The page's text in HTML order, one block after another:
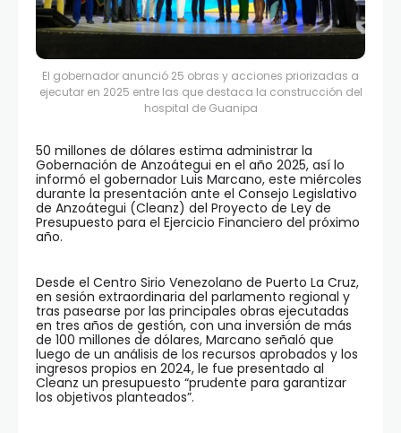
El gobernador anunció 25 obras y acciones priorizadas a
ejecutar en 2025 entre las que destaca la construcción del
hospital de Guanipa
50 millones de dólares estima administrar la
Gobernación de Anzoátegui en el año 2025, así lo
informó el gobernador Luis Marcano, este miércoles
durante la presentación ante el Consejo Legislativo
de Anzoátegui (Cleanz) del Proyecto de Ley de
Presupuesto para el Ejercicio Financiero del próximo
año.
Desde el Centro Sirio Venezolano de Puerto La Cruz,
en sesión extraordinaria del parlamento regional y
tras pasearse por las principales obras ejecutadas
en tres años de gestión, con una inversión de más
de 100 millones de dólares, Marcano señaló que
luego de un análisis de los recursos aprobados y los
ingresos propios en 2024, le fue presentado al
Cleanz un presupuesto “prudente para garantizar
los objetivos planteados”.